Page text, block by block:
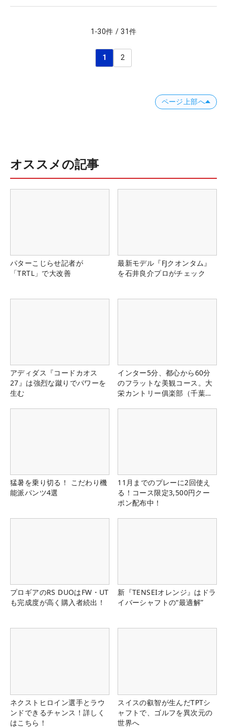
1 -30件 / 31件
1 2
ページ上部へ
オススメの記事
パターこじらせ記者が
「TRTL」で大改善
最新モデル『FJクオンタム』
を石井良介プロがチェック
アディダス『コードカオス
27』は強烈な蹴りでパワーを
生む
インター5分、都心から60分
のフラットな美観コース。大
栄カントリー俱楽部（千葉
猛暑を乗り切る！ こだわり機
能派パンツ4選
11月までのプレーに2回使え
る！コース限定3,500円クー
ポン配布中！
プロギアのRS DUOはFW・UT
も完成度が高く購入者続出！
新『TENSEIオレンジ』はドラ
イバーシャフトの“最適解”
ネクストヒロイン選手とラウ
ンドできるチャンス！詳しく
はこちら！
スイスの叡智が生んだTPTシ
ャフトで、ゴルフを異次元の
世界へ